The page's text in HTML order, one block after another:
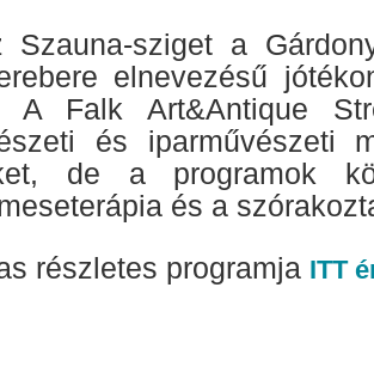
Szauna-sziget a
elnevezésű
A Falk Art&Antique
és iparművészeti
de a programok
és a
részletes programja ITT